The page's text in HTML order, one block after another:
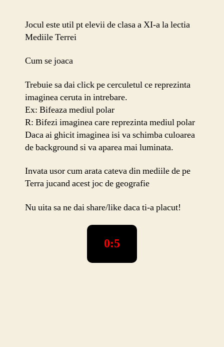
Jocul este util pt elevii de clasa a XI-a la lectia
Mediile Terrei
Cum se joaca
Trebuie sa dai click pe cerculetul ce reprezinta
imaginea ceruta in intrebare.
Ex: Bifeaza mediul polar
R: Bifezi imaginea care reprezinta mediul polar
Daca ai ghicit imaginea isi va schimba culoarea
de background si va aparea mai luminata.
Invata usor cum arata cateva din mediile de pe
Terra jucand acest joc de geografie
Nu uita sa ne dai share/like daca ti-a placut!
0:5